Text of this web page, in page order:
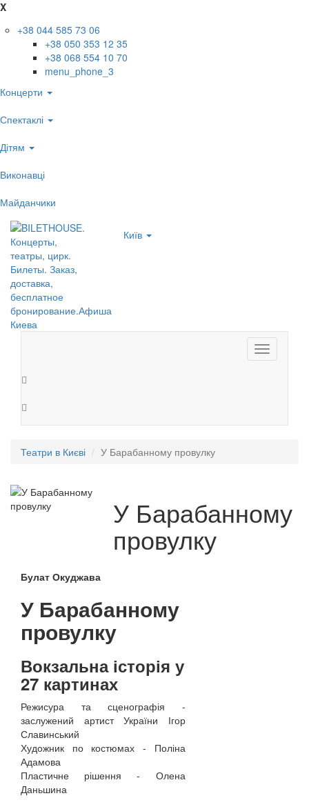
X
+38 044 585 73 06
+38 050 353 12 35
+38 068 554 10 70
menu_phone_3
Концерти
Спектаклі
Дітям
Виконавці
Майданчики
Київ
Toggle
navigation
Театри в Києві У Барабанному провулку
У Барабанному
провулку
Булат Окуджава
У Барабанному
провулку
Вокзальна історія у
27 картинах
Режисура та сценографія -
заслужений артист України Ігор
Славинський
Художник по костюмах - Поліна
Адамова
Пластичне рішення - Олена
Даньшина